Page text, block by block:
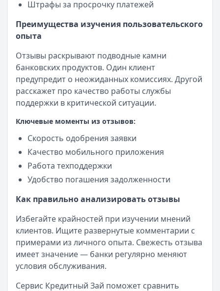
Штрафы за просрочку платежей
Преимущества изучения пользовательского
опыта
Отзывы раскрывают подводные камни
банковских продуктов. Один клиент
предупредит о неожиданных комиссиях. Другой
расскажет про качество работы службы
поддержки в критической ситуации.
Ключевые моменты из отзывов:
Скорость одобрения заявки
Качество мобильного приложения
Работа техподдержки
Удобство погашения задолженности
Как правильно анализировать отзывы
Избегайте крайностей при изучении мнений
клиентов. Ищите развернутые комментарии с
примерами из личного опыта. Свежесть отзыва
имеет значение — банки регулярно меняют
условия обслуживания.
Сервис Кредитный Зай поможет сравнить